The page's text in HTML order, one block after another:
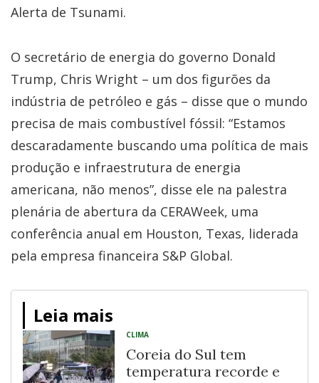
Alerta de Tsunami.
O secretário de energia do governo Donald
Trump, Chris Wright – um dos figurões da
indústria de petróleo e gás – disse que o mundo
precisa de mais combustível fóssil: “Estamos
descaradamente buscando uma política de mais
produção e infraestrutura de energia
americana, não menos”, disse ele na palestra
plenária de abertura da CERAWeek, uma
conferência anual em Houston, Texas, liderada
pela empresa financeira S&P Global.
Leia mais
CLIMA
Coreia do Sul tem
temperatura recorde e